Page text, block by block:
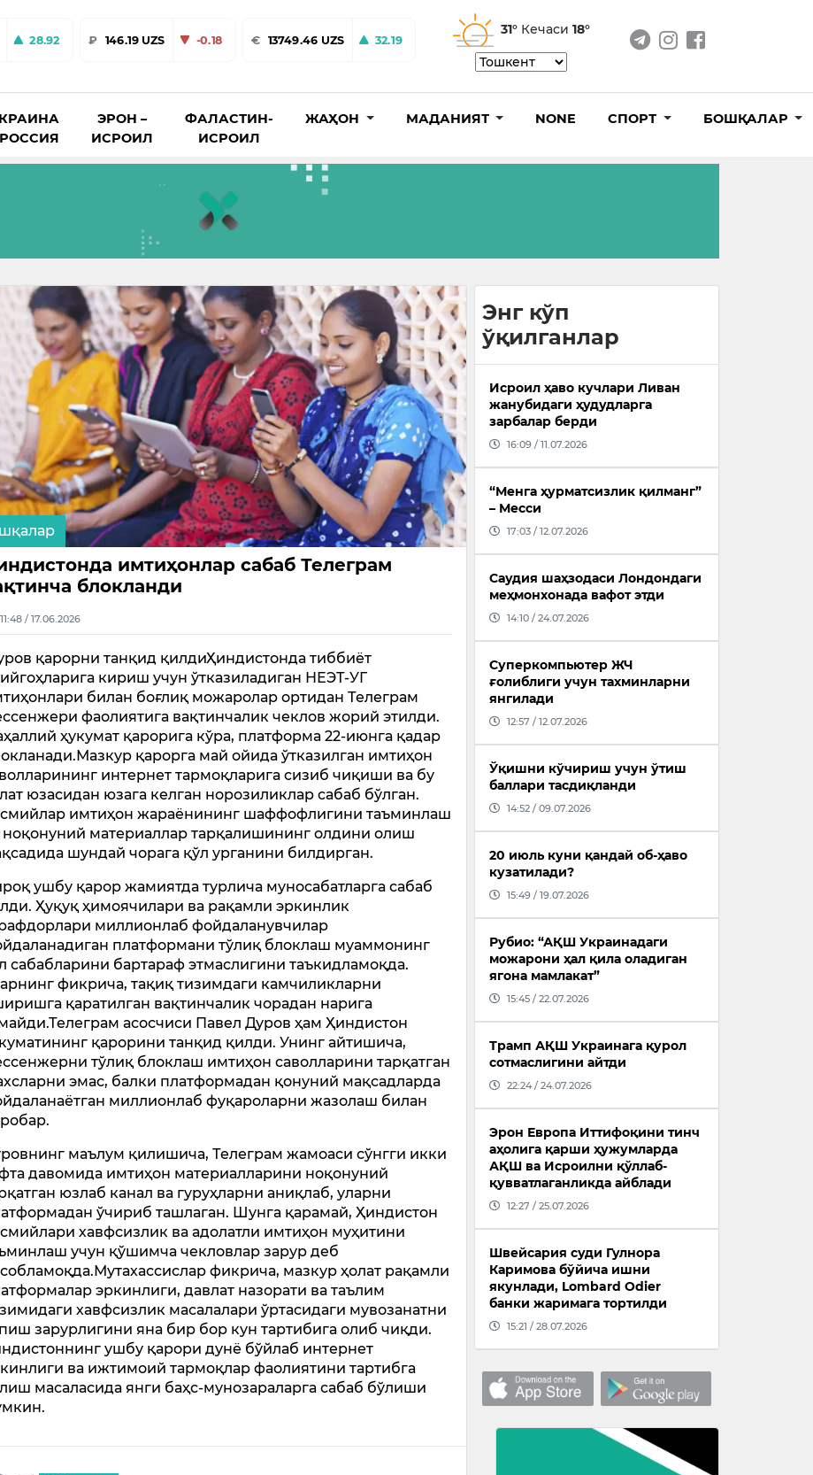
28.92 ₽ 146.19 UZS -0.18 € 13749.46 UZS 32.19
31° Кечаси 18°
РОССИЯ
ЭРОН –
ИСРОИЛ
ФАЛАСТИН-
ИСРОИЛ
ЖАҲОН МАДАНИЯТ NONE СПОРТ БОШҚАЛАР
имтиҳонлар сабаб Телеграм
блокланди
11:48 / 17.06.2026
қарорни танқид қилдиҲиндистонда тиббиёт
кириш учун ўтказиладиган НЕЭТ-УГ
билан боғлиқ можаролар ортидан Телеграм
фаолиятига вақтинчалик чеклов жорий этилди.
ҳукумат қарорига кўра, платформа 22-июнга қадар
қарорга май ойида ўтказилган имтиҳон
интернет тармоқларига сизиб чиқиши ва бу
юзасидан юзага келган норозиликлар сабаб бўлган.
имтиҳон жараёнининг шаффофлигини таъминлаш
ноқонуний материаллар тарқалишининг олдини олиш
шундай чорага қўл урганини билдирган.
ушбу қарор жамиятда турлича муносабатларга сабаб
Ҳуқуқ ҳимоячилари ва рақамли эркинлик
миллионлаб фойдаланувчилар
платформани тўлиқ блоклаш муаммонинг
сабабларини бартараф этмаслигини таъкидламоқда.
фикрича, тақиқ тизимдаги камчиликларни
қаратилган вақтинчалик чорадан нарига
асосчиси Павел Дуров ҳам Ҳиндистон
қарорини танқид қилди. Унинг айтишича,
тўлиқ блоклаш имтиҳон саволларини тарқатган
эмас, балки платформадан қонуний мақсадларда
миллионлаб фуқароларни жазолаш билан
маълум қилишича, Телеграм жамоаси сўнгги икки
давомида имтиҳон материалларини ноқонуний
юзлаб канал ва гуруҳларни аниқлаб, уларни
ўчириб ташлаган. Шунга қарамай, Ҳиндистон
хавфсизлик ва адолатли имтиҳон муҳитини
учун қўшимча чекловлар зарур деб
фикрича, мазкур ҳолат рақамли
эркинлиги, давлат назорати ва таълим
хавфсизлик масалалари ўртасидаги мувозанатни
зарурлигини яна бир бор кун тартибига олиб чиқди.
ушбу қарори дунё бўйлаб интернет
ва ижтимоий тармоқлар фаолиятини тартибга
масаласида янги баҳс-мунозараларга сабаб бўлиши
Энг кўп
ўқилганлар
Исроил ҳаво кучлари Ливан
жанубидаги ҳудудларга
зарбалар берди
16:09 / 11.07.2026
“Менга ҳурматсизлик қилманг”
– Месси
17:03 / 12.07.2026
Саудия шаҳзодаси Лондондаги
меҳмонхонада вафот этди
14:10 / 24.07.2026
Суперкомпьютер ЖЧ
ғолиблиги учун тахминларни
янгилади
12:57 / 12.07.2026
Ўқишни кўчириш учун ўтиш
баллари тасдиқланди
14:52 / 09.07.2026
20 июль куни қандай об-ҳаво
кузатилади?
15:49 / 19.07.2026
Рубио: “АҚШ Украинадаги
можарони ҳал қила оладиган
ягона мамлакат”
15:45 / 22.07.2026
Трамп АҚШ Украинага қурол
сотмаслигини айтди
22:24 / 24.07.2026
Эрон Европа Иттифоқини тинч
аҳолига қарши ҳужумларда
АҚШ ва Исроилни қўллаб-
қувватлаганликда айблади
12:27 / 25.07.2026
Швейсария суди Гулнора
Каримова бўйича ишни
якунлади, Lombard Odier
банки жаримага тортилди
15:21 / 28.07.2026